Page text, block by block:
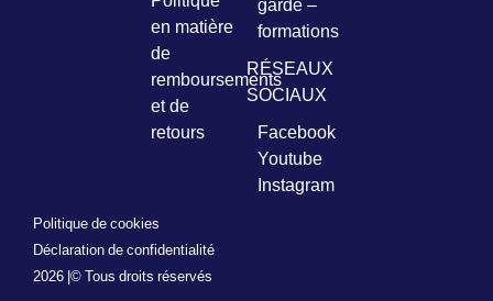
en matière
de
remboursements
et de
retours
formations
RÉSEAUX
SOCIAUX
Facebook
Youtube
Instagram
2026 |© Tous droits réservés
Politique de cookies
Déclaration de confidentialité